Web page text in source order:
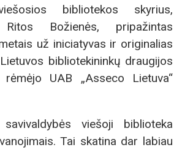
bibliotekos skyrius,
Ritos Božienės, pripažintas
už iniciatyvas ir originalias
bibliotekininkų draugijos
UAB „Asseco Lietuva“
viešoji biblioteka
Tai skatina dar labiau